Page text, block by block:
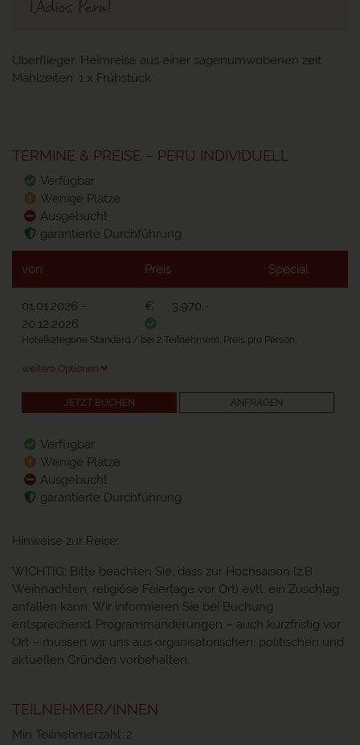
¡Adios Peru!
Überflieger: Heimreise aus einer sagenumwobenen zeit
Mahlzeiten: 1 x Frühstück
TERMINE & PREISE – PERU INDIVIDUELL
Verfügbar
Wenige Plätze
Ausgebucht
garantierte Durchführung
von Preis Special
01.01.2026 -
20.12.2026
€ 3.970,-
Hotelkategorie Standard / bei 2 Teilnehmern. Preis pro Person.
weitere Optionen
JETZT BUCHEN ANFRAGEN
Verfügbar
Wenige Plätze
Ausgebucht
garantierte Durchführung
Hinweise zur Reise:
WICHTIG: Bitte beachten Sie, dass zur Hochsaison (z.B.
Weihnachten, religiöse Feiertage vor Ort) evtl. ein Zuschlag
anfallen kann. Wir informieren Sie bei Buchung
entsprechend. Programmänderungen – auch kurzfristig vor
Ort – müssen wir uns aus organisatorischen, politischen und
aktuellen Gründen vorbehalten.
TEILNEHMER/INNEN
Min Teilnehmerzahl: 2